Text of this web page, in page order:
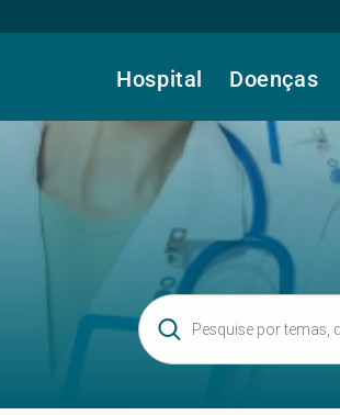
Hospital Doenças